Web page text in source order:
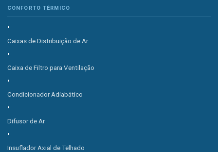
CONFORTO TÉRMICO
Caixas de Distribuição de Ar
Caixa de Filtro para Ventilação
Condicionador Adiabático
Difusor de Ar
Insuflador Axial de Telhado